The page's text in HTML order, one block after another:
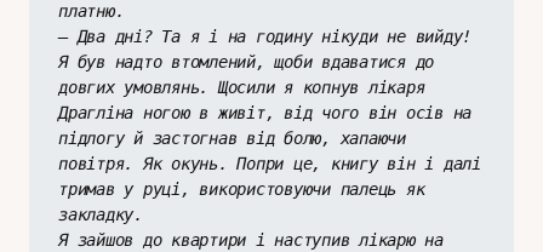
платню.
– Два дні? Та я і на годину нікуди не вийду!
Я був надто втомлений, щоби вдаватися до
довгих умовлянь. Щосили я копнув лікаря
Драгліна ногою в живіт, від чого він осів на
підлогу й застогнав від болю, хапаючи
повітря. Як окунь. Попри це, книгу він і далі
тримав у руці, використовуючи палець як
закладку.
Я зайшов до квартири і наступив лікарю на